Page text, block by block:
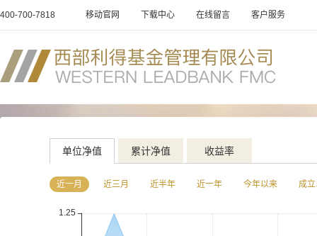
400-700-7818 移动官网 下载中心 在线留言 客户服务
单位净值 累计净值 收益率
近一月 近三月 近半年 近一年 今年以来 成